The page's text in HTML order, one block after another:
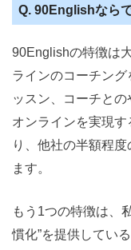
Q. 90Englishなら
90Englishの特徴は
ラインのコーチン
ッスン、コーチと
オンラインを実現
り、他社の半額程
ます。
もう1つの特徴は、
慣化”を提供してい